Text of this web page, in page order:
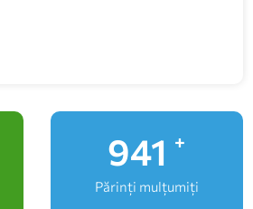
1,000
Părinți mulțumiți